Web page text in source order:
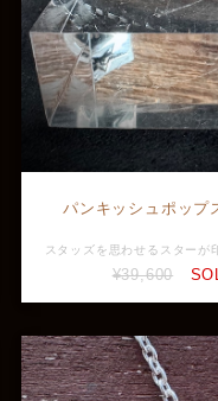
パンキッシュポップ
¥39,600